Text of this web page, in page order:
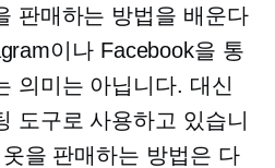
판매하는 방법을 배운다
이나 Facebook을 통
의미는 아닙니다. 대신
도구로 사용하고 있습니
을 판매하는 방법은 다